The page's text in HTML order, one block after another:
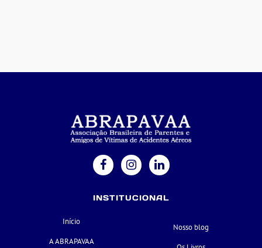
INSTITUCIONAL
Início
A ABRAPAVAA
Nosso blog